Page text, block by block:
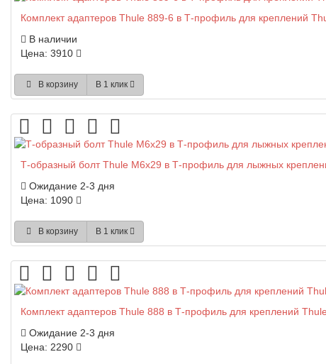
Комплект адаптеров Thule 889-6 в Т-профиль для креплений
В наличии
Цена: 3910
В корзину В 1 клик
Т-образный болт Thule M6x29 в Т-профиль для лыжных
Ожидание 2-3 дня
Цена: 1090
В корзину В 1 клик
Комплект адаптеров Thule 888 в Т-профиль для креплений
Ожидание 2-3 дня
Цена: 2290